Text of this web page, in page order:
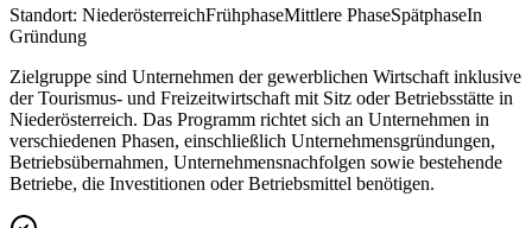
Standort: NiederösterreichFrühphaseMittlere PhaseSpätphaseIn
Gründung
Zielgruppe sind Unternehmen der gewerblichen Wirtschaft inklusive
der Tourismus- und Freizeitwirtschaft mit Sitz oder Betriebsstätte in
Niederösterreich. Das Programm richtet sich an Unternehmen in
verschiedenen Phasen, einschließlich Unternehmensgründungen,
Betriebsübernahmen, Unternehmensnachfolgen sowie bestehende
Betriebe, die Investitionen oder Betriebsmittel benötigen.